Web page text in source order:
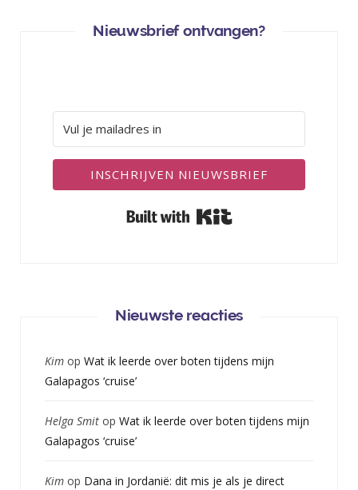
Nieuwsbrief ontvangen?
INSCHRIJVEN NIEUWSBRIEF
Nieuwste reacties
Kim op Wat ik leerde over boten tijdens mijn
Galapagos ‘cruise’
Helga Smit op Wat ik leerde over boten tijdens mijn
Galapagos ‘cruise’
Kim op Dana in Jordanië: dit mis je als je direct